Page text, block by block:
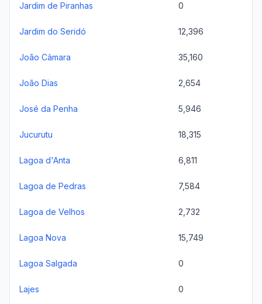
Jardim de Piranhas 0
Jardim do Seridó 12,396
João Câmara 35,160
João Dias 2,654
José da Penha 5,946
Jucurutu 18,315
Lagoa d'Anta 6,811
Lagoa de Pedras 7,584
Lagoa de Velhos 2,732
Lagoa Nova 15,749
Lagoa Salgada 0
Lajes 0